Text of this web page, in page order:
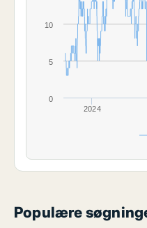
2024
0
5
10
Populære